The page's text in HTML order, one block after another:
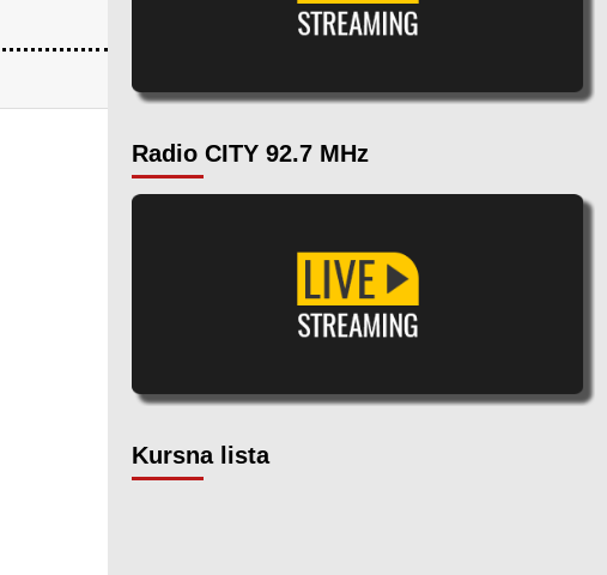
Radio CITY 92.7 MHz
Kursna lista